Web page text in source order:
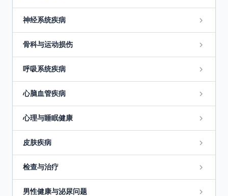
神经系统疾病
骨科与运动损伤
呼吸系统疾病
心脑血管疾病
心理与睡眠健康
皮肤疾病
检查与治疗
男性健康与泌尿问题